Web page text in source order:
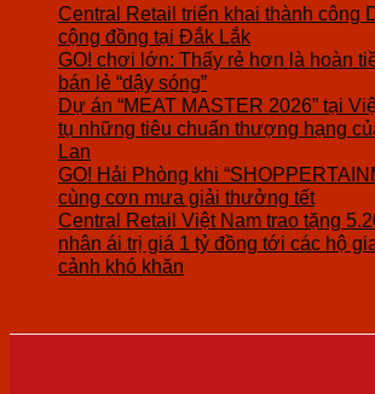
Central Retail triển khai thành công
cộng đồng tại Đắk Lắk
GO! chơi lớn: Thấy rẻ hơn là hoàn
bán lẻ “dậy sóng”
Dự án “MEAT MASTER 2026” tại
tụ những tiêu chuẩn thượng hạng
Lan
GO! Hải Phòng khi
cùng cơn mưa giải thưởng tết
Central Retail Việt Nam trao tặng
nhân ái trị giá 1 tỷ đồng tới các hộ
cảnh khó khăn